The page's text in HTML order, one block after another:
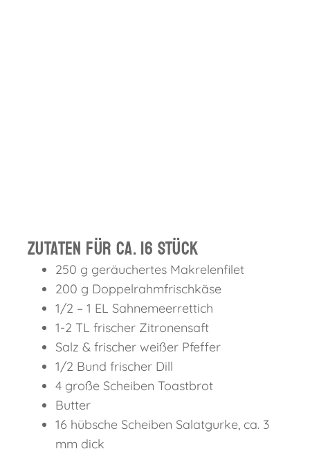
Zutaten für ca. 16 Stück
250 g geräuchertes Makrelenfilet
200 g Doppelrahmfrischkäse
1/2 – 1 EL Sahnemeerrettich
1-2 TL frischer Zitronensaft
Salz & frischer weißer Pfeffer
1/2 Bund frischer Dill
4 große Scheiben Toastbrot
Butter
16 hübsche Scheiben Salatgurke, ca. 3
mm dick